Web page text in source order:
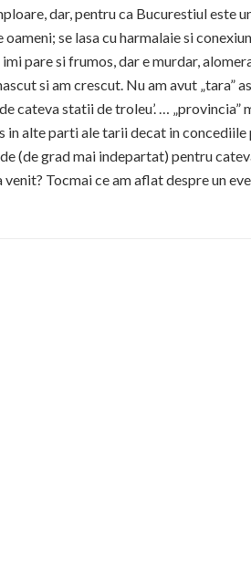
dar, pentru ca Bucurestiul este
se lasa cu harmalaie si
pare si frumos, dar e murdar,
si am crescut. Nu am avut „tara”
cateva statii de troleu’. … „provincia”
in alte parti ale tarii decat in
(de grad mai indepartat) pentru
Tocmai ce am aflat despre un